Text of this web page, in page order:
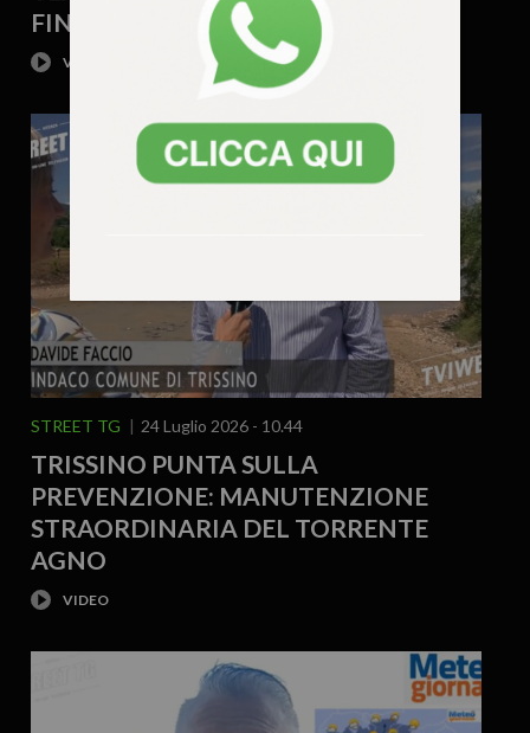
FINO A SETTEMBRE
STREET TG 24 Luglio 2026 - 10.44
TRISSINO PUNTA SULLA
PREVENZIONE: MANUTENZIONE
STRAORDINARIA DEL TORRENTE
AGNO